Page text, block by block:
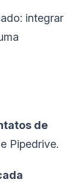
integrar
de
Pipedrive.